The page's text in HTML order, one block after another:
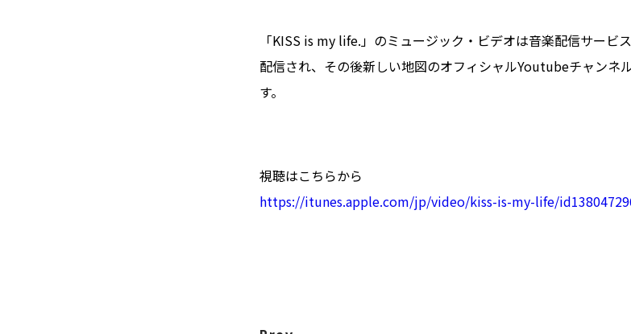
「KISS is my life.」のミュージック・ビデオは音楽配信サー
配信され、その後新しい地図のオフィシャルYoutubeチャンネ
す。
視聴はこちらから
https://itunes.apple.com/jp/video/kiss-is-my-life/